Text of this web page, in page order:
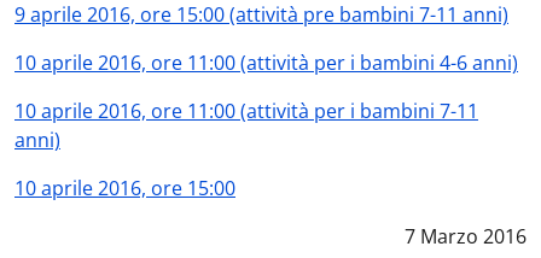
9 aprile 2016, ore 15:00 (attività pre bambini 7-11 anni)
10 aprile 2016, ore 11:00 (attività per i bambini 4-6 anni)
10 aprile 2016, ore 11:00 (attività per i bambini 7-11
anni)
10 aprile 2016, ore 15:00
Data notizia:
7 Marzo 2016